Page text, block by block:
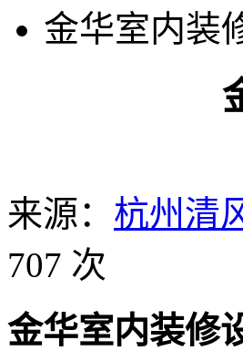
金华室内装
来源： 杭州清
707 次
金华室内装修